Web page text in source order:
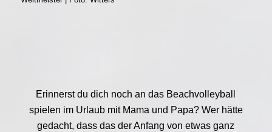
Erinnerst du dich noch an das Beachvolleyball
spielen im Urlaub mit Mama und Papa? Wer hätte
gedacht, dass das der Anfang von etwas ganz